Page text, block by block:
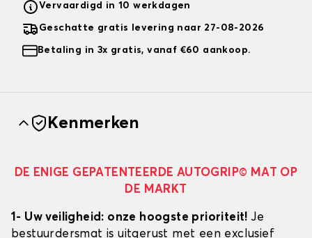
Vervaardigd in 10 werkdagen
Geschatte gratis levering naar 27-08-2026
Betaling in 3x gratis, vanaf €60 aankoop.
Kenmerken
DE ENIGE GEPATENTEERDE AUTOGRIP© MAT OP
DE MARKT
1- Uw veiligheid: onze hoogste prioriteit!Je
bestuurdersmat is uitgerust met een exclusief